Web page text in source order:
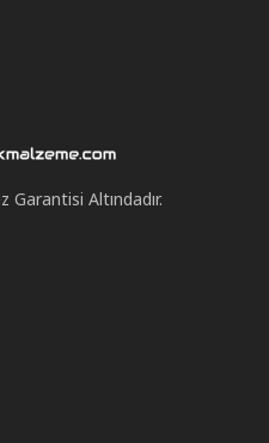
Garantisi Altındadır.